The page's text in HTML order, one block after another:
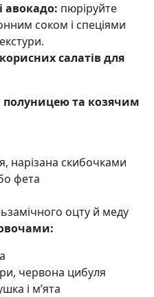
авокадо: пюріруйте
соком і спеціями
салатів для
полуницею та козячим
нарізана скибочками
фета
оцту й меду
овочами:
червона цибуля
і м’ята